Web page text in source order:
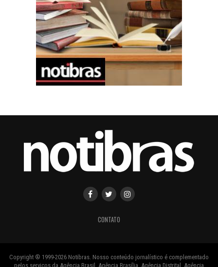
CONTATO
Copyright ® 1999-2026 Notibras. Nosso conteúdo jornalístico é complementado
pelos serviços da Agência Brasil, Agência Brasília, Agência Distrital, Agência